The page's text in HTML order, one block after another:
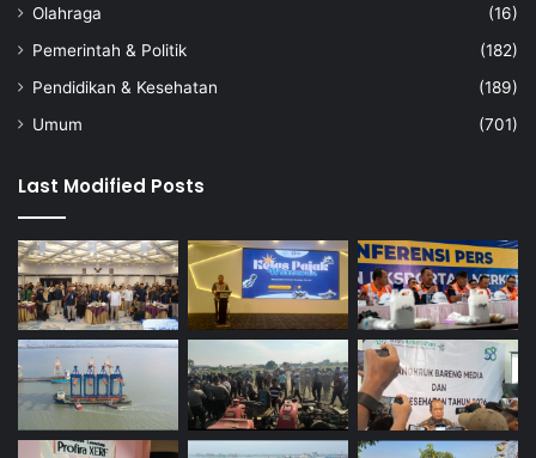
Olahraga
(16)
Pemerintah & Politik
(182)
Pendidikan & Kesehatan
(189)
Umum
(701)
Last Modified Posts